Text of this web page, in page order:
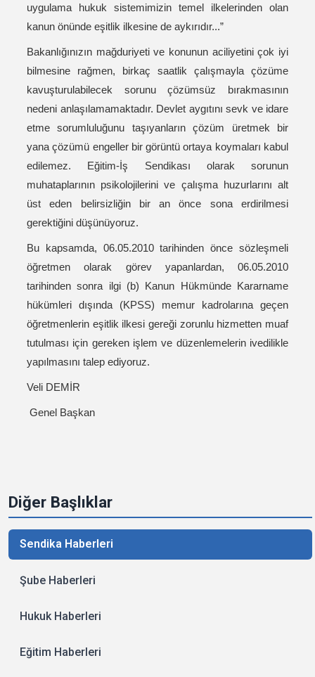
Diğer Başlıklar
Sendika Haberleri
Şube Haberleri
Hukuk Haberleri
Eğitim Haberleri
uygulama hukuk sistemimizin temel ilkelerinden olan
kanun önünde eşitlik ilkesine de aykırıdır...”
Bakanlığınızın mağduriyeti ve konunun aciliyetini çok iyi
bilmesine rağmen, birkaç saatlik çalışmayla çözüme
kavuşturulabilecek sorunu çözümsüz bırakmasının
nedeni anlaşılamamaktadır. Devlet aygıtını sevk ve idare
etme sorumluluğunu taşıyanların çözüm üretmek bir
yana çözümü engeller bir görüntü ortaya koymaları kabul
edilemez. Eğitim-İş Sendikası olarak sorunun
muhataplarının psikolojilerini ve çalışma huzurlarını alt
üst eden belirsizliğin bir an önce sona erdirilmesi
gerektiğini düşünüyoruz.
Bu kapsamda, 06.05.2010 tarihinden önce sözleşmeli
öğretmen olarak görev yapanlardan, 06.05.2010
tarihinden sonra ilgi (b) Kanun Hükmünde Kararname
hükümleri dışında (KPSS) memur kadrolarına geçen
öğretmenlerin eşitlik ilkesi gereği zorunlu hizmetten muaf
tutulması için gereken işlem ve düzenlemelerin ivedilikle
yapılmasını talep ediyoruz.
Veli DEMİR
Genel Başkan